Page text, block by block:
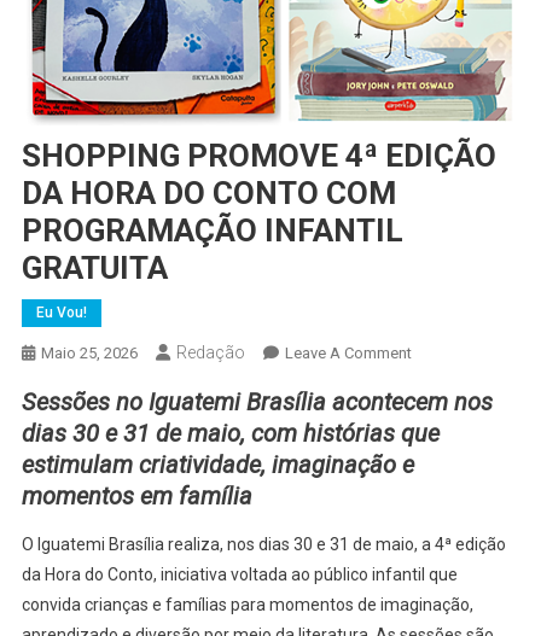
SHOPPING PROMOVE 4ª EDIÇÃO
DA HORA DO CONTO COM
PROGRAMAÇÃO INFANTIL
GRATUITA
Eu Vou!
Maio 25, 2026 Redação Leave A CommentOn
PROMOVE
4ª
EDIÇÃO
DO
CONTO
COM
PROGRAMAÇÃO
Sessões no Iguatemi Brasília acontecem nos
dias 30 e 31 de maio, com histórias que
estimulam criatividade, imaginação e
momentos em família
O Iguatemi Brasília realiza, nos dias 30 e 31 de maio, a 4ª edição
da Hora do Conto, iniciativa voltada ao público infantil que
convida crianças e famílias para momentos de imaginação,